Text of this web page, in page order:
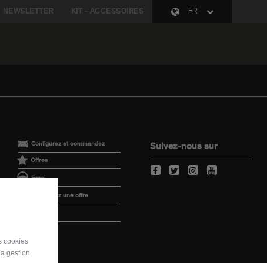
NEWSLETTER KIT - ACCESSOIRES FR
Configurez et commandez
Offres
Essai
Demandez une offre
Suivez-nous sur
cookies
gestion